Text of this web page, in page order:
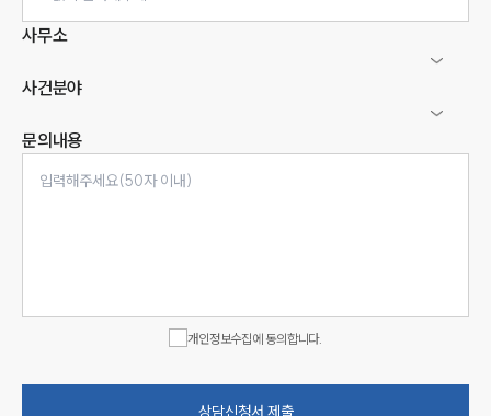
사무소
사건분야
문의내용
개인정보수집에 동의합니다.
상담신청서 제출